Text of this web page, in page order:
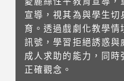
宣導，視其為與學生切
育。透過戲劇化教學情
訊號，學習拒絕誘惑與
成人求助的能力，同時
正確觀念。